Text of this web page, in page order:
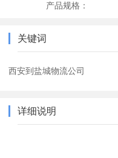
产品规格：
关键词
西安到盐城物流公司
详细说明